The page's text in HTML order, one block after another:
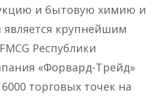
и бытовую химию и
крупнейшим
Республики
«Форвард-Трейд»
торговых точек на